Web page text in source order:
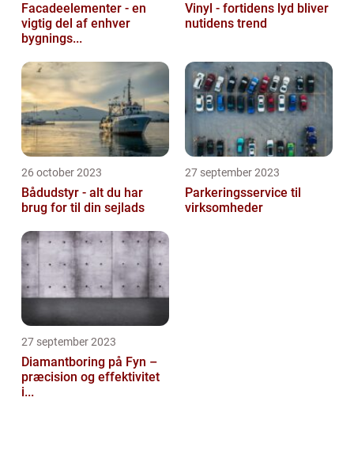
Facadeelementer - en
vigtig del af enhver
bygnings...
Vinyl - fortidens lyd bliver
nutidens trend
26 october 2023
Bådudstyr - alt du har
brug for til din sejlads
27 september 2023
Parkeringsservice til
virksomheder
27 september 2023
Diamantboring på Fyn –
præcision og effektivitet
i...